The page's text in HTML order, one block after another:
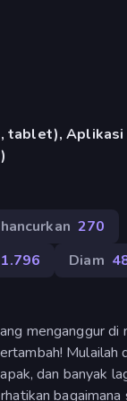
tablet), Aplikasi
270
1.796
Diam
menganggur
dan banyak